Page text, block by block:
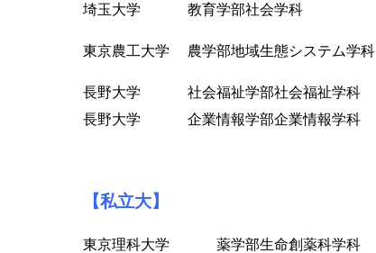
埼玉大学 教育学部社会学科
東京農工大学 農学部地域生態システム学科
長野大学 社会福祉学部社会福祉学科
長野大学 企業情報学部企業情報学科
【私立大】
東京理科大学 薬学部生命創薬科学科